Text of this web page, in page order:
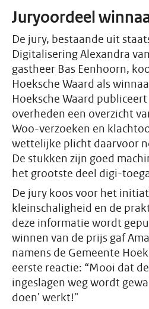
Juryoordeel
De jury, bestaande uit
Digitalisering Alexandra
gastheer Bas Eenhoorn,
Hoeksche Waard als
Hoeksche Waard
overheden een overzicht
Woo-verzoeken en
wettelijke plicht daarvoor
De stukken zijn goed
het grootste deel digi-
De jury koos voor het
kleinschaligheid en de
deze informatie wordt
winnen van de prijs gaf
namens de Gemeente
eerste reactie: “Mooi dat
ingeslagen weg wordt
doen' werkt!"